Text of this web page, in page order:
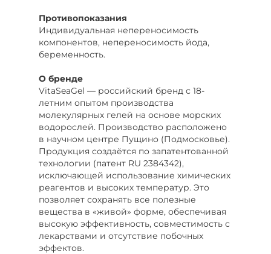
Противопоказания
Индивидуальная непереносимость
компонентов, непереносимость йода,
беременность.
О бренде
VitaSeaGel — российский бренд с 18-
летним опытом производства
молекулярных гелей на основе морских
водорослей. Производство расположено
в научном центре Пущино (Подмосковье).
Продукция создаётся по запатентованной
технологии (патент RU 2384342),
исключающей использование химических
реагентов и высоких температур. Это
позволяет сохранять все полезные
вещества в «живой» форме, обеспечивая
высокую эффективность, совместимость с
лекарствами и отсутствие побочных
эффектов.